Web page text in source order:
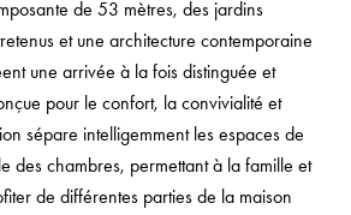
de 53 mètres, des jardins
et une architecture contemporaine
une arrivée à la fois distinguée et
pour le confort, la convivialité et
sépare intelligemment les espaces de
des chambres, permettant à la famille et
de différentes parties de la maison